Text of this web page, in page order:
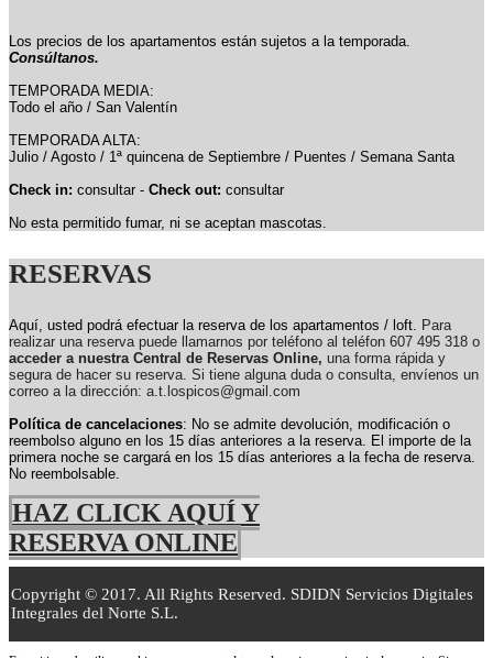
Los precios de los apartamentos están sujetos a la temporada.
Consúltanos.
TEMPORADA MEDIA:
Todo el año / San Valentín
TEMPORADA ALTA:
Julio / Agosto / 1ª quincena de Septiembre / Puentes / Semana Santa
Check in: consultar - Check out: consultar
No esta permitido fumar, ni se aceptan mascotas.
RESERVAS
Aquí, usted podrá efectuar la reserva de los apartamentos / loft.
Para
realizar una reserva puede llamarnos por teléfono al teléfon 607 495 318 o
acceder a nuestra Central de Reservas Online, una forma rápida y
segura de hacer su reserva. Si tiene alguna duda o consulta, envíenos un
correo a la dirección: a.t.lospicos@gmail.com
Política de cancelaciones: No se admite devolución, modificación o
reembolso alguno en los 15 días anteriores a la reserva.
El importe de la
primera noche se cargará en los 15 días anteriores a la fecha de reserva.
No reembolsable.
HAZ CLICK AQUÍ Y
RESERVA ONLINE
Copyright © 2017. All Rights Reserved. SDIDN Servicios Digitales
Integrales del Norte S.L.